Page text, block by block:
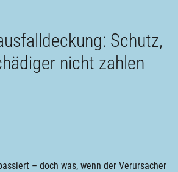
Schutz,
nicht zahlen
– doch was, wenn der Verursacher